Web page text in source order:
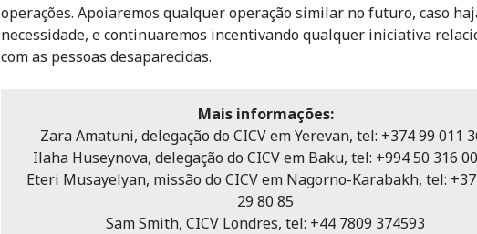
operações. Apoiaremos qualquer operação similar no futuro, caso
necessidade, e continuaremos incentivando qualquer iniciativa
com as pessoas desaparecidas.
Mais informações:
Zara Amatuni, delegação do CICV em Yerevan, tel: +374 99 011
Ilaha Huseynova, delegação do CICV em Baku, tel: +994 50 316
Eteri Musayelyan, missão do CICV em Nagorno-Karabakh, tel:
29 80 85
Sam Smith, CICV Londres, tel: +44 7809 374593